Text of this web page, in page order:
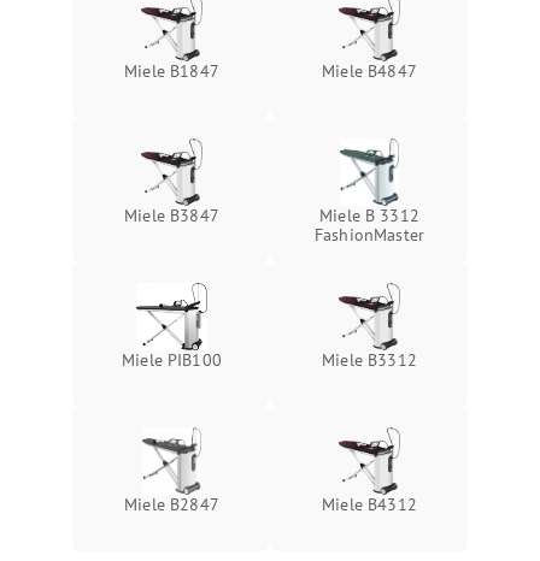
Miele B1847 Miele B4847
Miele B3847
Miele B 3312
FashionMaster
Miele PIB100 Miele B3312
Miele B2847 Miele B4312